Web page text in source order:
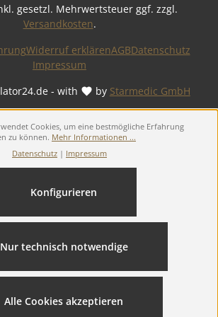
gesetzl. Mehrwertsteuer ggf. zzgl.
Versandkosten.
- with by Starmedic GmbH
Widerruf erklärenAGBDatenschutz
Impressum
Cookies, um eine bestmögliche Erfahrung
zu können. Mehr Informationen ...
Datenschutz | Impressum
Nur technisch notwendige
Konfigurieren
Alle Cookies akzeptieren